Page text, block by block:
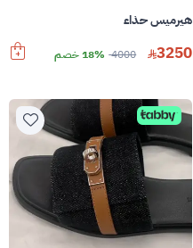
هيرميس حذاء
3250
4000 18% خصم